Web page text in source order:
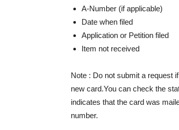
A-Number (if applicable)
Date when filed
Application or Petition filed
Item not received
Note : Do not submit a request
new card.You can check the
indicates that the card was
number.